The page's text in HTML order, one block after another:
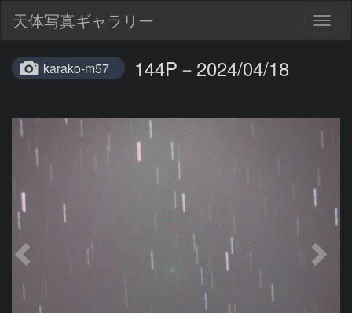
天体写真ギャラリー
karako-m57 144P－2024/04/18